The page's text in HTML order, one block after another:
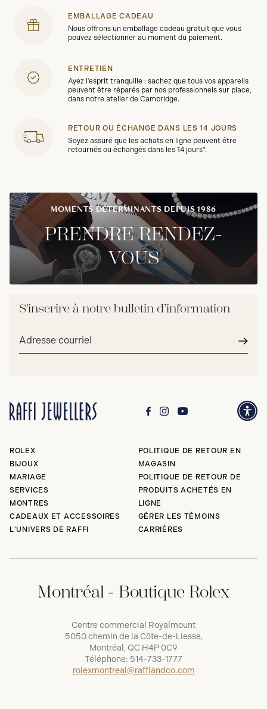
EMBALLAGE CADEAU
Nous offrons un emballage cadeau gratuit que vous
pouvez sélectionner au moment du paiement.
ENTRETIEN
Ayez l'esprit tranquille : sachez que tous vos appareils
peuvent être réparés par nos professionnels sur place,
dans notre atelier de Cambridge.
RETOUR OU ÉCHANGE DANS LES 14 JOURS
Soyez assuré que les achats en ligne peuvent être
retournés ou échangés dans les 14 jours*.
MOMENTS DÉTERMINANTS DEPUIS 1986
PRENDRE RENDEZ-
VOUS
S'inscrire à notre bulletin d’information
Adresse
ROLEX
BIJOUX
MARIAGE
SERVICES
MONTRES
CADEAUX ET ACCESSOIRES
L'UNIVERS DE RAFFI
POLITIQUE DE RETOUR EN
MAGASIN
POLITIQUE DE RETOUR DE
PRODUITS ACHETÉS EN
LIGNE
GÉRER LES TÉMOINS
CARRIÈRES
Montréal - Boutique Rolex
Centre commercial Royalmount
5050 chemin de la Côte-de-Liesse,
Montréal, QC H4P 0C9
Téléphone: 514-733-1777
rolexmontreal@raffiandco.com